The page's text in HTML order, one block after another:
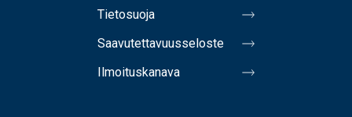
Tietosuoja
Saavutettavuusseloste
Ilmoituskanava